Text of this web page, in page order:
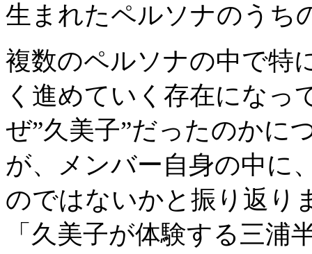
生まれたペルソナのうち
複数のペルソナの中で特
く進めていく存在になっ
ぜ”久美子”だったのかに
が、メンバー自身の中に
のではないかと振り返り
「久美子が体験する三